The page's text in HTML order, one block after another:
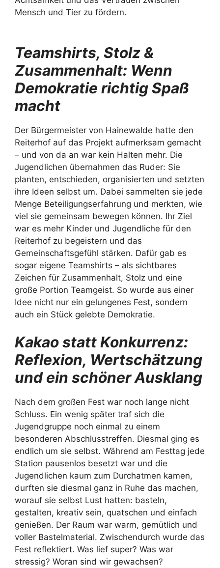
Mensch und Tier zu fördern.
Teamshirts, Stolz &
Zusammenhalt: Wenn
Demokratie richtig Spaß
macht
Der Bürgermeister von Hainewalde hatte den
Reiterhof auf das Projekt aufmerksam gemacht
– und von da an war kein Halten mehr. Die
Jugendlichen übernahmen das Ruder: Sie
planten, entschieden, organisierten und setzten
ihre Ideen selbst um. Dabei sammelten sie jede
Menge Beteiligungserfahrung und merkten, wie
viel sie gemeinsam bewegen können. Ihr Ziel
war es mehr Kinder und Jugendliche für den
Reiterhof zu begeistern und das
Gemeinschaftsgefühl stärken. Dafür gab es
sogar eigene Teamshirts – als sichtbares
Zeichen für Zusammenhalt, Stolz und eine
große Portion Teamgeist. So wurde aus einer
Idee nicht nur ein gelungenes Fest, sondern
auch ein Stück gelebte Demokratie.
Kakao statt Konkurrenz:
Reflexion, Wertschätzung
und ein schöner Ausklang
Nach dem großen Fest war noch lange nicht
Schluss. Ein wenig später traf sich die
Jugendgruppe noch einmal zu einem
besonderen Abschlusstreffen. Diesmal ging es
endlich um sie selbst. Während am Festtag jede
Station pausenlos besetzt war und die
Jugendlichen kaum zum Durchatmen kamen,
durften sie diesmal ganz in Ruhe das machen,
worauf sie selbst Lust hatten: basteln,
gestalten, kreativ sein, quatschen und einfach
genießen. Der Raum war warm, gemütlich und
voller Bastelmaterial. Zwischendurch wurde das
Fest reflektiert. Was lief super? Was war
stressig? Woran sind wir gewachsen?